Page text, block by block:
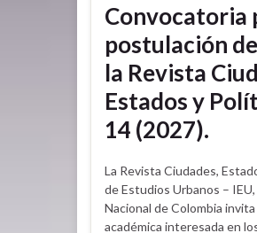
Convocatoria
postulación
la Revista
Estados y
14 (2027).
La Revista Ciudades,
de Estudios Urbanos –
Nacional de Colombia
académica interesada en